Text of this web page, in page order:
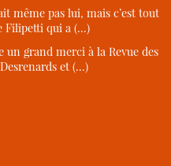
même pas lui, mais c’est tout
Filipetti qui a (…)
un grand merci à la Revue des
et (…)